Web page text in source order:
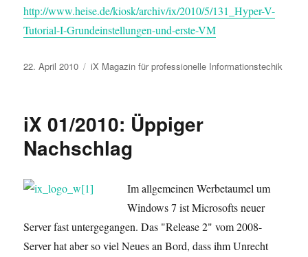
http://www.heise.de/kiosk/archiv/ix/2010/5/131_Hyper-V-
Tutorial-I-Grundeinstellungen-und-erste-VM
Veröffentlicht
22. April 2010 Kategorien
iX Magazin für professionelle Informationstechik
iX 01/2010: Üppiger
Nachschlag
Im allgemeinen Werbetaumel um
Windows 7 ist Microsofts neuer
Server fast untergegangen. Das "Release 2" vom 2008-
Server hat aber so viel Neues an Bord, dass ihm Unrecht